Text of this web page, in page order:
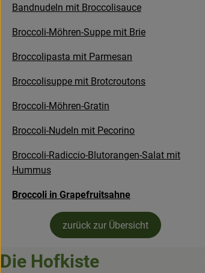
Bandnudeln mit Broccolisauce
Broccoli-Möhren-Suppe mit Brie
Broccolipasta mit Parmesan
Broccolisuppe mit Brotcroutons
Broccoli-Möhren-Gratin
Broccoli-Nudeln mit Pecorino
Broccoli-Radiccio-Blutorangen-Salat mit
Hummus
Broccoli in Grapefruitsahne
zurück zur Übersicht
Die Hofkiste